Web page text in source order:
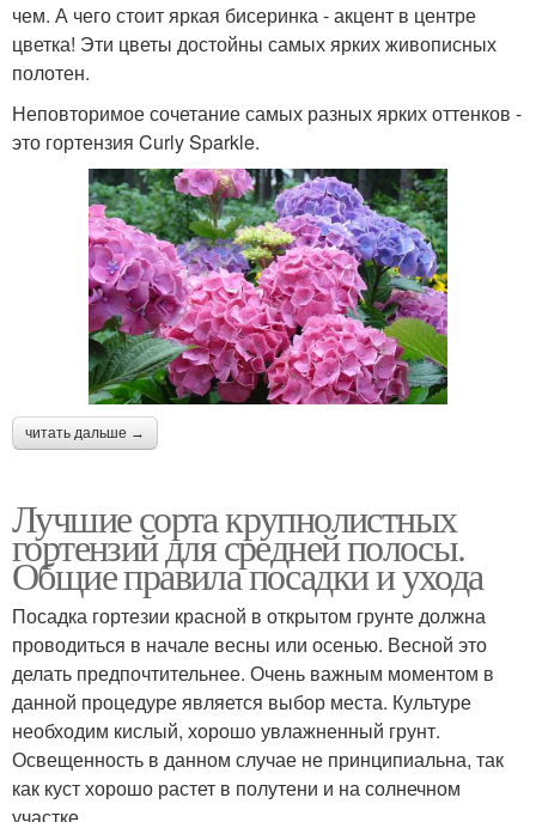
чем. А чего стоит яркая бисеринка - акцент в центре
цветка! Эти цветы достойны самых ярких живописных
полотен.
Неповторимое сочетание самых разных ярких оттенков -
это гортензия Curly Sparkle.
читать дальше →
Лучшие сорта крупнолистных
гортензий для средней полосы.
Общие правила посадки и ухода
Посадка гортезии красной в открытом грунте должна
проводиться в начале весны или осенью. Весной это
делать предпочтительнее. Очень важным моментом в
данной процедуре является выбор места. Культуре
необходим кислый, хорошо увлажненный грунт.
Освещенность в данном случае не принципиальна, так
как куст хорошо растет в полутени и на солнечном